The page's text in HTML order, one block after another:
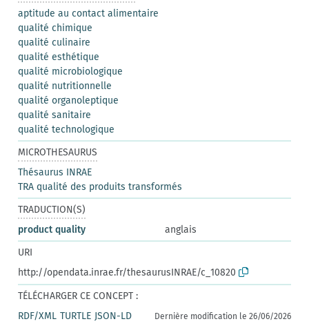
aptitude au contact alimentaire
qualité chimique
qualité culinaire
qualité esthétique
qualité microbiologique
qualité nutritionnelle
qualité organoleptique
qualité sanitaire
qualité technologique
MICROTHESAURUS
Thésaurus INRAE
TRA qualité des produits transformés
TRADUCTION(S)
product quality
anglais
URI
http://opendata.inrae.fr/thesaurusINRAE/c_10820
TÉLÉCHARGER CE CONCEPT :
RDF/XML TURTLE JSON-LD Dernière modification le 26/06/2026